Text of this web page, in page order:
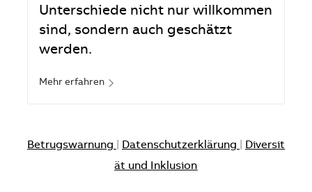
Unterschiede nicht nur willkommen
sind, sondern auch geschätzt
werden.
Mehr erfahren
Betrugswarnung Datenschutzerklärung
Diversit
ät und Inklusion